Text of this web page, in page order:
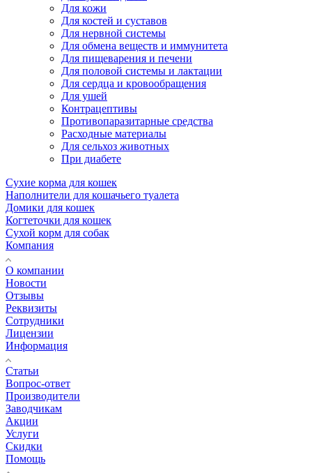
Для кожи
Для костей и суставов
Для нервной системы
Для обмена веществ и иммунитета
Для пищеварения и печени
Для половой системы и лактации
Для сердца и кровообращения
Для ушей
Контрацептивы
Противопаразитарные средства
Расходные материалы
Для сельхоз животных
При диабете
Сухие корма для кошек
Наполнители для кошачьего туалета
Домики для кошек
Когтеточки для кошек
Сухой корм для собак
Компания
О компании
Новости
Отзывы
Реквизиты
Сотрудники
Лицензии
Информация
Статьи
Вопрос-ответ
Производители
Заводчикам
Акции
Услуги
Скидки
Помощь